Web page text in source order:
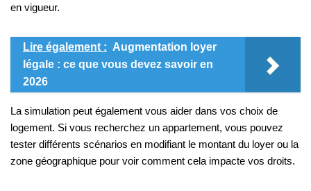
en vigueur.
Lire également : Augmentation loyer
légale : ce que vous devez savoir en
2026
La simulation peut également vous aider dans vos choix de
logement. Si vous recherchez un appartement, vous pouvez
tester différents scénarios en modifiant le montant du loyer ou la
zone géographique pour voir comment cela impacte vos droits.